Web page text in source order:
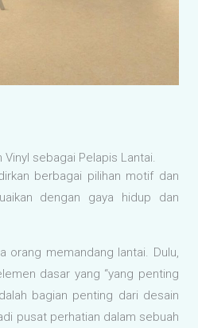
Vinyl sebagai Pelapis Lantai.
berbagai pilihan motif dan
dengan gaya hidup dan
orang memandang lantai. Dulu,
dasar yang “yang penting
bagian penting dari desain
pusat perhatian dalam sebuah